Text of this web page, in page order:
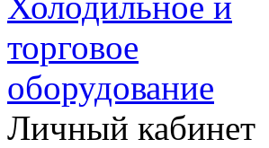
Личный кабинет